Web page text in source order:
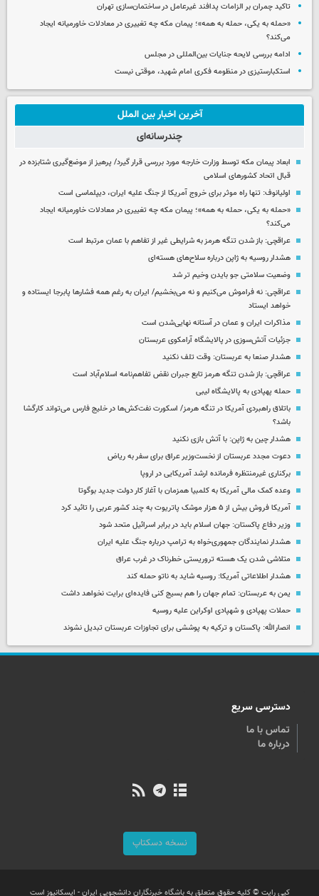
تاکید چمران بر الزامات پدافند غیرعامل در ساختمان‌سازی تهران
«حمله به یکی، حمله به همه»؛ پیمان مکه چه تغییری در معادلات خاورمیانه ایجاد
می‌کند؟
ادامه بررسی لایحه جنایات بین‌المللی در مجلس
استکبارستیزی در منظومه فکری امام شهید، موقتی نیست
آخرین اخبار بین الملل
چندرسانه‌ای
ابعاد پیمان مکه توسط وزارت خارجه مورد بررسی قرار گیرد/ پرهیز از موضع‌گیری شتابزده در
قبال اتحاد کشورهای اسلامی
اولیانوف: تنها راه موثر برای خروج آمریکا از جنگ علیه ایران، دیپلماسی است
«حمله به یکی، حمله به همه»؛ پیمان مکه چه تغییری در معادلات خاورمیانه ایجاد
می‌کند؟
عراقچی: باز شدن تنگه هرمز به شرایطی غیر از تفاهم با عمان مرتبط است
هشدار روسیه به ژاپن درباره سلاح‌های هسته‌ای
وضعیت سلامتی جو بایدن وخیم تر شد
عراقچی: نه فراموش می‌کنیم و نه می‌بخشیم/ ایران به رغم همه فشارها پابرجا ایستاده و
خواهد ایستاد
مذاکرات ایران و عمان در آستانه نهایی‌شدن است
جزئیات آتش‌سوزی در پالایشگاه آرامکوی عربستان
هشدار صنعا به عربستان: وقت تلف نکنید
عراقچی: باز شدن تنگه هرمز تابع جبران نقض تفاهم‌نامه اسلام‌آباد است
حمله پهپادی به پالایشگاه لیبی
باتلاق راهبردی آمریکا در تنگه هرمز/ اسکورت نفت‌کش‌ها در خلیج فارس می‌تواند کارگشا
باشد؟
هشدار چین به ژاپن: با آتش بازی نکنید
دعوت مجدد عربستان از نخست‌وزیر عراق برای سفر به ریاض
برکناری غیرمنتظره فرمانده ارشد آمریکایی در اروپا
وعده کمک مالی آمریکا به کلمبیا همزمان با آغاز کار دولت جدید بوگوتا
آمریکا فروش بیش از ۵ هزار موشک پاتریوت به چند کشور عربی را تائید کرد
وزیر دفاع پاکستان: جهان اسلام باید در برابر اسرائیل متحد شود
هشدار نمایندگان جمهوری‌خواه به ترامپ درباره جنگ علیه ایران
متلاشی شدن یک هسته تروریستی خطرناک در غرب عراق
هشدار اطلاعاتی آمریکا: روسیه شاید به ناتو حمله کند
یمن به عربستان: تمام جهان را هم بسیج کنی فایده‌ای برایت نخواهد داشت
حملات پهپادی و شهپادی اوکراین علیه روسیه
انصارالله: پاکستان و ترکیه به پوششی برای تجاوزات عربستان تبدیل نشوند
دسترسی سریع
تماس با ما
درباره ما
نسخه دسکتاپ
کپی رایت © کلیه حقوق متعلق به باشگاه خبرنگاران دانشجویی ایران - ایسکانیوز است